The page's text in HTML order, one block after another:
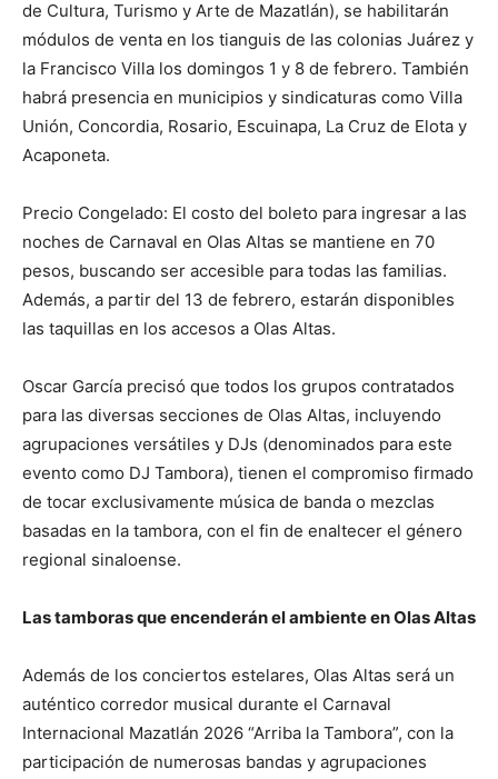
de Cultura, Turismo y Arte de Mazatlán), se habilitarán
módulos de venta en los tianguis de las colonias Juárez y
la Francisco Villa los domingos 1 y 8 de febrero. También
habrá presencia en municipios y sindicaturas como Villa
Unión, Concordia, Rosario, Escuinapa, La Cruz de Elota y
Acaponeta.
Precio Congelado: El costo del boleto para ingresar a las
noches de Carnaval en Olas Altas se mantiene en 70
pesos, buscando ser accesible para todas las familias.
Además, a partir del 13 de febrero, estarán disponibles
las taquillas en los accesos a Olas Altas.
Oscar García precisó que todos los grupos contratados
para las diversas secciones de Olas Altas, incluyendo
agrupaciones versátiles y DJs (denominados para este
evento como DJ Tambora), tienen el compromiso firmado
de tocar exclusivamente música de banda o mezclas
basadas en la tambora, con el fin de enaltecer el género
regional sinaloense.
Las tamboras que encenderán el ambiente en Olas Altas
Además de los conciertos estelares, Olas Altas será un
auténtico corredor musical durante el Carnaval
Internacional Mazatlán 2026 “Arriba la Tambora”, con la
participación de numerosas bandas y agrupaciones